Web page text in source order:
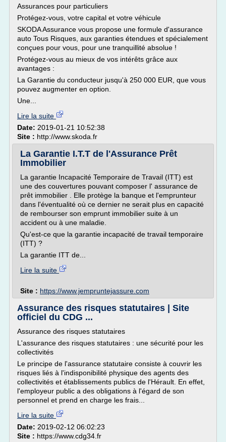
Assurances pour particuliers
Protégez-vous, votre capital et votre véhicule
SKODA Assurance vous propose une formule d'assurance
auto Tous Risques, aux garanties étendues et spécialement
conçues pour vous, pour une tranquillité absolue !
Protégez-vous au mieux de vos intérêts grâce aux
avantages :
La Garantie du conducteur jusqu'à 250 000 EUR, que vous
pouvez augmenter en option.
Une...
Lire la suite
Date: 2019-01-21 10:52:38
Site : http://www.skoda.fr
La Garantie I.T.T de l'Assurance Prêt
Immobilier
La garantie Incapacité Temporaire de Travail (ITT) est
une des couvertures pouvant composer l' assurance de
prêt immobilier . Elle protège la banque et l'emprunteur
dans l'éventualité où ce dernier ne serait plus en capacité
de rembourser son emprunt immobilier suite à un
accident ou à une maladie.
Qu'est-ce que la garantie incapacité de travail temporaire
(ITT) ?
La garantie ITT de...
Lire la suite
Site : https://www.jempruntejassure.com
Assurance des risques statutaires | Site
officiel du CDG ...
Assurance des risques statutaires
L'assurance des risques statutaires : une sécurité pour les
collectivités
Le principe de l'assurance statutaire consiste à couvrir les
risques liés à l'indisponibilité physique des agents des
collectivités et établissements publics de l'Hérault. En effet,
l'employeur public a des obligations à l'égard de son
personnel et prend en charge les frais...
Lire la suite
Date: 2019-02-12 06:02:23
Site : https://www.cdg34.fr